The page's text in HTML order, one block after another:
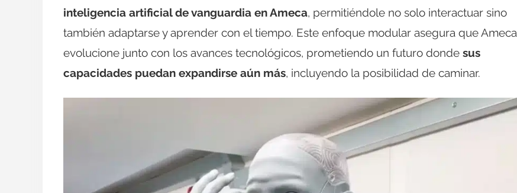
inteligencia artificial de vanguardia en Ameca, permitiéndole no solo interactuar sino
también adaptarse y aprender con el tiempo. Este enfoque modular asegura que Ameca
evolucione junto con los avances tecnológicos, prometiendo un futuro donde sus
capacidades puedan expandirse aún más, incluyendo la posibilidad de caminar.